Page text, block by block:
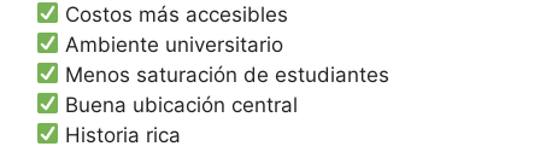
Costos más accesibles
Ambiente universitario
Menos saturación de estudiantes
Buena ubicación central
Historia rica